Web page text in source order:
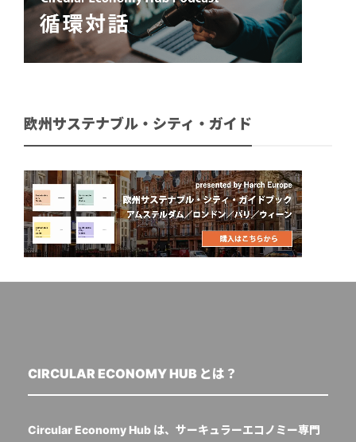
欧州サステナブル・シティ・ガイド
CIRCULAR ECONOMY HUB とは？
Circular Economy Hub は、サーキュラーエコノミー専門